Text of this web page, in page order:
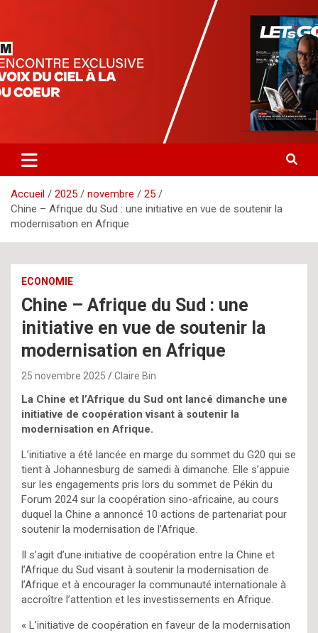
letsgomedia-ci.com
Accueil 2025 novembre
25
Chine – Afrique du Sud : une initiative en vue de soutenir la
modernisation en Afrique
ECONOMIE
Chine – Afrique du Sud : une
initiative en vue de soutenir la
modernisation en Afrique
25 novembre 2025 Claire Bin
La Chine et l’Afrique du Sud ont lancé dimanche une
initiative de coopération visant à soutenir la
modernisation en Afrique.
L’initiative a été lancée en marge du sommet du G20 qui se
tient à Johannesburg de samedi à dimanche. Elle s’appuie
sur les engagements pris lors du sommet de Pékin du
Forum 2024 sur la coopération sino-africaine, au cours
duquel la Chine a annoncé 10 actions de partenariat pour
soutenir la modernisation de l’Afrique.
Il s’agit d’une initiative de coopération entre la Chine et
l’Afrique du Sud visant à soutenir la modernisation de
l’Afrique et à encourager la communauté internationale à
accroître l’attention et les investissements en Afrique.
« L’initiative de coopération en faveur de la modernisation